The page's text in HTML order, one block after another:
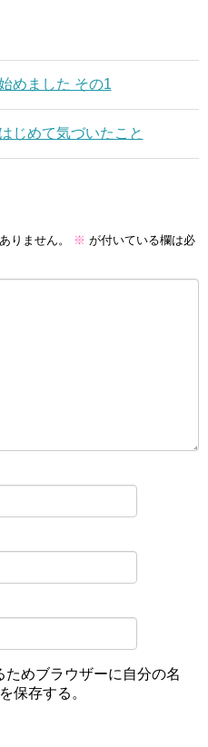
めました その1
じめて気づいたこと
りません。 ※ が付いている欄は必
めブラウザーに自分の名
保存する。